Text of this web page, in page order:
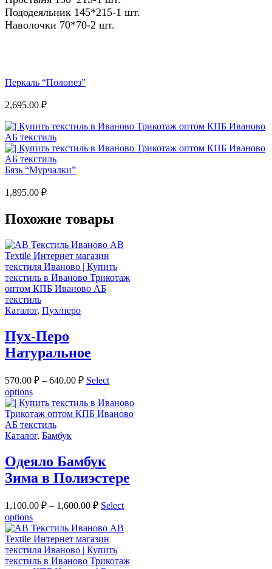
Пододеяльник 145*215-1 шт.
Наволочки 70*70-2 шт.
Перкаль “Полонез”
2,695.00 ₽
Бязь “Мурчалки”
1,895.00 ₽
Похожие товары
Каталог, Пух/перо
Пух-Перо
Натуральное
570.00 ₽ – 640.00 ₽ Select
options
Каталог, Бамбук
Одеяло Бамбук
Зима в Полиэстере
1,100.00 ₽ – 1,600.00 ₽ Select
options